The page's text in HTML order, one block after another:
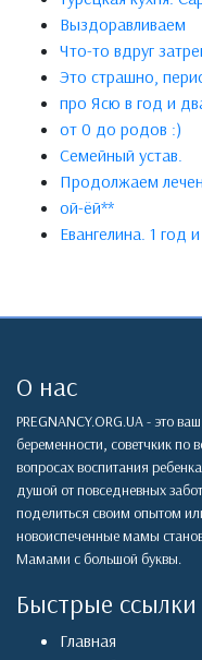
Выздоравливаем
Что-то вдруг
Это страшно,
про Ясю в год и
от 0 до родов :)
Семейный устав.
Продолжаем
ой-ёй**
Евангелина. 1
О нас
PREGNANCY.ORG.UA - это
беременности, советчкик по
вопросах воспитания
душой от повседневных
поделиться своим опытом
новоиспеченные мамы
Мамами с большой буквы.
Быстрые ссылки
Главная